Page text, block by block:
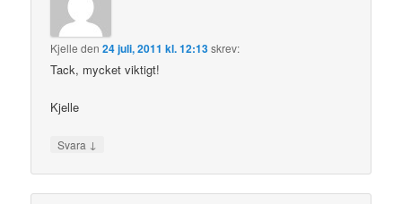
Kjelle den24 juli, 2011 kl. 12:13skrev:
Tack, mycket viktigt!
Kjelle
Svara ↓